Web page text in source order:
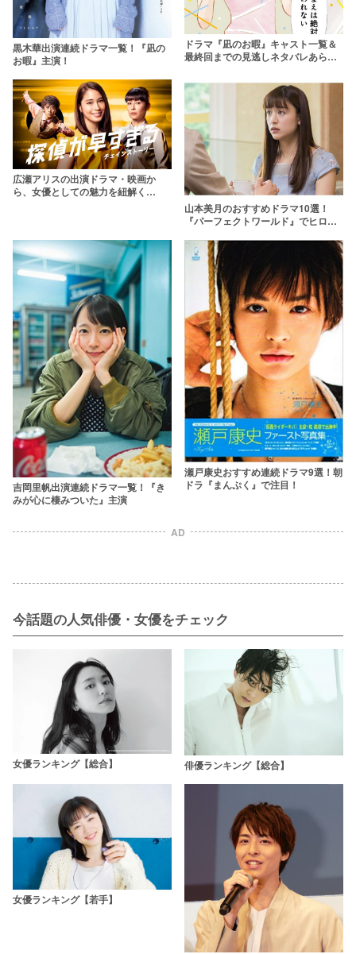
黒木華出演連続ドラマ一覧！『凪の
お暇』主演！
ドラマ『凪のお暇』キャスト一覧＆
最終回までの見逃しネタバレあらす
広瀬アリスの出演ドラマ・映画か
ら、女優としての魅力を紐解く
山本美月のおすすめドラマ10選！
『パーフェクトワールド』でヒロイ
吉岡里帆出演連続ドラマ一覧！『き
みが心に棲みついた』主演
瀬戸康史おすすめ連続ドラマ9選！朝
ドラ『まんぷく』で注目！
AD
今話題の人気俳優・女優をチェック
女優ランキング【総合】 俳優ランキング【総合】
女優ランキング【若手】